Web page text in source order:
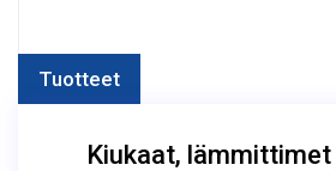
Tuotteet
Kiukaat,